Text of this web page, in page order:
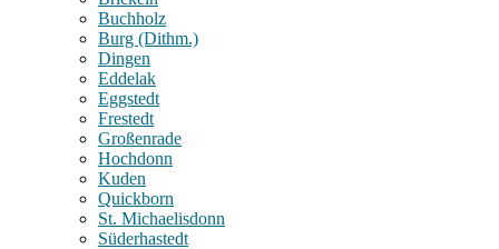
Buchholz
Burg (Dithm.)
Dingen
Eddelak
Eggstedt
Frestedt
Großenrade
Hochdonn
Kuden
Quickborn
St. Michaelisdonn
Süderhastedt